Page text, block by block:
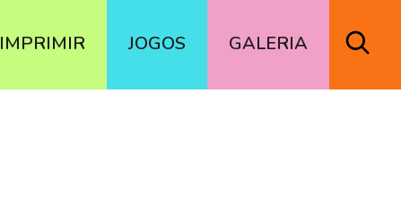
IMPRIMIR JOGOS GALERIA